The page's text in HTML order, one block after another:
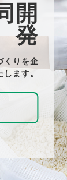
開
発
くりを企
ます。